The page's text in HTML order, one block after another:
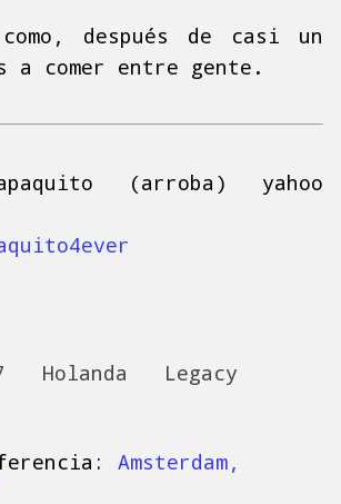
después de casi un
a comer entre gente.
(arroba) yahoo
Holanda
Legacy
Amsterdam,